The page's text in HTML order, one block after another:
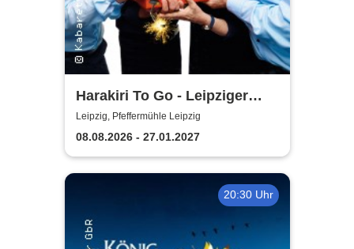
Harakiri To Go - Leipziger
Pfeffermühle
Leipzig, Pfeffermühle Leipzig
08.08.2026 - 27.01.2027
20:30 Uhr